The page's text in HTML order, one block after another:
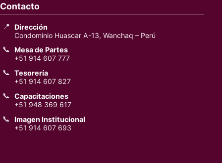
Contacto
📍
Dirección
Condominio Huascar A-13, Wanchaq – Perú
📞
Mesa de Partes
+51 914 607 777
📞 Tesorería
+51 914 607 827
📞 Capacitaciones
+51 948 369 617
📞
Imagen Institucional
+51 914 607 693